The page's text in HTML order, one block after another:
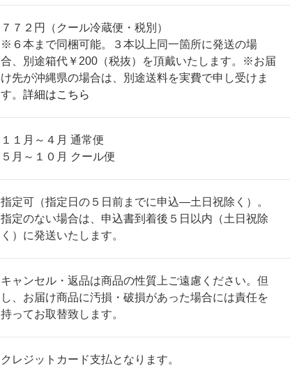
７７２円（クール冷蔵便・税別）
※６本まで同梱可能。３本以上同一箇所に発送の場
合、別途箱代￥200（税抜）を頂戴いたします。※お届
け先が沖縄県の場合は、別途送料を実費で申し受けま
す。 詳細はこちら
１１月～４月 通常便
５月～１０月 クール便
指定可（指定日の５日前までに申込―土日祝除く）。
指定のない場合は、申込書到着後５日以内（土日祝除
く）に発送いたします。
キャンセル・返品は商品の性質上ご遠慮ください。但
し、お届け商品に汚損・破損があった場合には責任を
持ってお取替致します。
クレジットカード支払となります。